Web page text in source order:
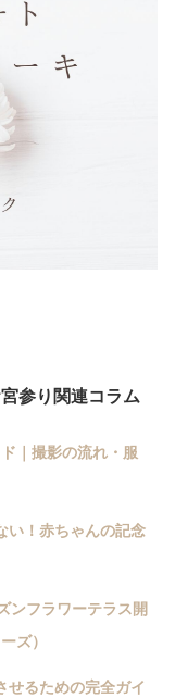
参り関連コラム
｜撮影の流れ・服
い！赤ちゃんの記念
ンフラワーテラス開
ズ）
せるための完全ガイ